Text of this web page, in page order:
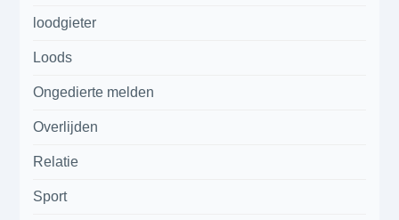
loodgieter
Loods
Ongedierte melden
Overlijden
Relatie
Sport